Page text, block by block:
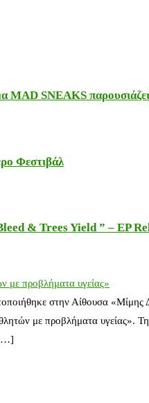
SNEAKS
Φεστιβάλ
& Trees Yield ” – EP
με προβλήματα υγείας»
στην Αίθουσα
με προβλήματα υγείας».
[…]